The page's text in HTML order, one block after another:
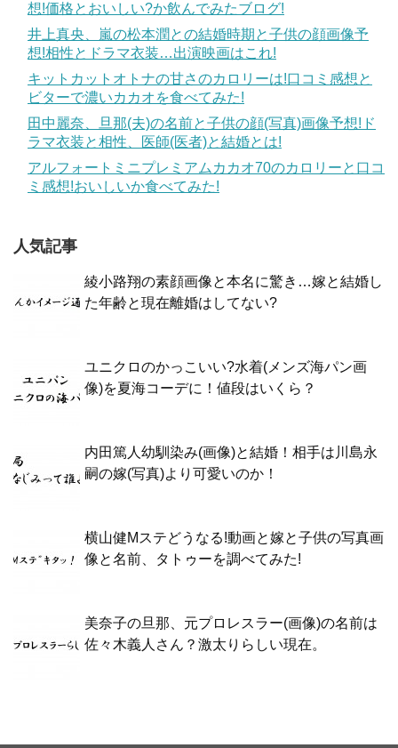
想!価格とおいしい?か飲んでみたブログ!
井上真央、嵐の松本潤との結婚時期と子供の顔画像予
想!相性とドラマ衣装…出演映画はこれ!
キットカットオトナの甘さのカロリーは!口コミ感想と
ビターで濃いカカオを食べてみた!
田中麗奈、旦那(夫)の名前と子供の顔(写真)画像予想!ド
ラマ衣装と相性、医師(医者)と結婚とは!
アルフォートミニプレミアムカカオ70のカロリーと口コ
ミ感想!おいしいか食べてみた!
人気記事
綾小路翔の素顔画像と本名に驚き…嫁と結婚し
た年齢と現在離婚はしてない?
ユニクロのかっこいい?水着(メンズ海パン画
像)を夏海コーデに！値段はいくら？
内田篤人幼馴染み(画像)と結婚！相手は川島永
嗣の嫁(写真)より可愛いのか！
横山健Mステどうなる!動画と嫁と子供の写真画
像と名前、タトゥーを調べてみた!
美奈子の旦那、元プロレスラー(画像)の名前は
佐々木義人さん？激太りらしい現在。